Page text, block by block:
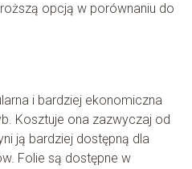
opcją w porównaniu do
i bardziej ekonomiczna
Kosztuje ona zazwyczaj od
ją bardziej dostępną dla
Folie są dostępne w